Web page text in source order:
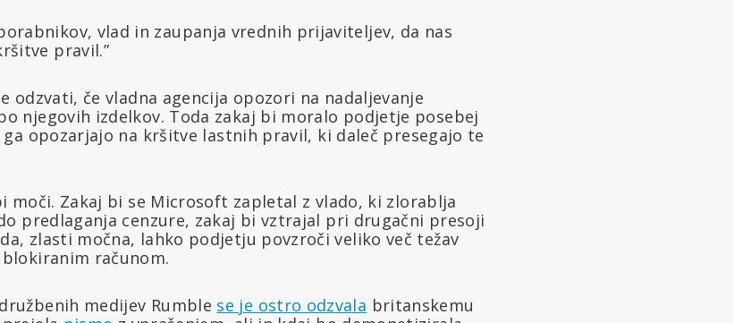
vlad in zaupanja vrednih prijaviteljev, da nas
pravil.”
odzvati, če vladna agencija opozori na nadaljevanje
njegovih izdelkov. Toda zakaj bi moralo podjetje posebej
opozarjajo na kršitve lastnih pravil, ki daleč presegajo te
Zakaj bi se Microsoft zapletal z vlado, ki zlorablja
predlaganja cenzure, zakaj bi vztrajal pri drugačni presoji
zlasti močna, lahko podjetju povzroči veliko več težav
računom.
medijev Rumble se je ostro odzvala britanskemu